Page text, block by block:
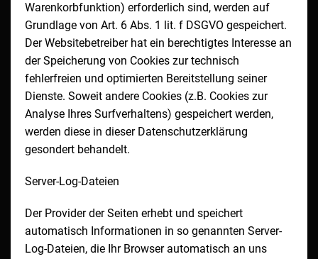
Warenkorbfunktion) erforderlich sind, werden auf
Grundlage von Art. 6 Abs. 1 lit. f DSGVO gespeichert.
Der Websitebetreiber hat ein berechtigtes Interesse an
der Speicherung von Cookies zur technisch
fehlerfreien und optimierten Bereitstellung seiner
Dienste. Soweit andere Cookies (z.B. Cookies zur
Analyse Ihres Surfverhaltens) gespeichert werden,
werden diese in dieser Datenschutzerklärung
gesondert behandelt.
Server-Log-Dateien
Der Provider der Seiten erhebt und speichert
automatisch Informationen in so genannten Server-
Log-Dateien, die Ihr Browser automatisch an uns